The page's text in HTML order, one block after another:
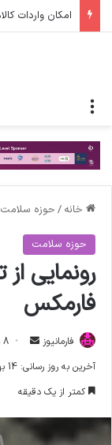
امکان واردات
خانه / حوزه سلامت
حوزه سلامت
رونمایی
فارمکس
فارمانیوز
ا
ل
ا
8 بهمن 1404 - 3:26 ب.ظ
آخرین به روز رسانی: 14 بهمن 1404 - 3:34 ب.ظ
کمتر از یک دقیقه